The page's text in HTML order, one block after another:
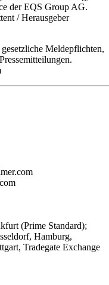
der EQS Group AG.
/ Herausgeber
Meldepflichten,
(Prime Standard);
Hamburg,
Tradegate Exchange